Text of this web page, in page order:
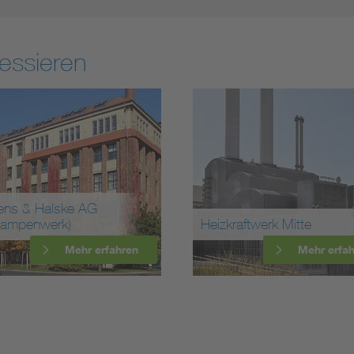
& Halske AG
Mehr erfahren
Heizkraftwerk Mitte
Mehr